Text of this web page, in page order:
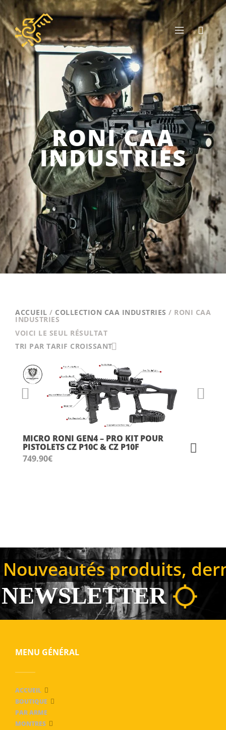
RONI CAA
INDUSTRIES
ACCUEIL / COLLECTION CAA INDUSTRIES / RONI CAA
INDUSTRIES
VOICI LE SEUL RÉSULTAT
TRI PAR TARIF CROISSANT
MICRO RONI GEN4 – PRO KIT POUR
PISTOLETS CZ P10C & CZ P10F
749.90€
Nouveautés produits,
NEWSLETTER
MENU GÉNÉRAL
ACCUEIL
BOUTIQUE
PAR ARME
MONTRES